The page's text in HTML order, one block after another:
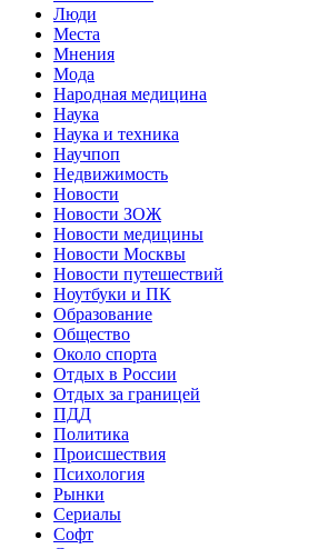
Люди
Места
Мнения
Мода
Народная медицина
Наука
Наука и техника
Научпоп
Недвижимость
Новости
Новости ЗОЖ
Новости медицины
Новости Москвы
Новости путешествий
Ноутбуки и ПК
Образование
Общество
Около спорта
Отдых в России
Отдых за границей
ПДД
Политика
Происшествия
Психология
Рынки
Сериалы
Софт